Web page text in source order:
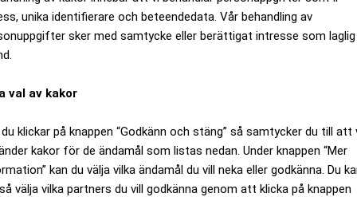
unika identifierare och beteendedata. Vår behandling av
sker med samtycke eller berättigat intresse som laglig
val av kakor
klickar på knappen “Godkänn och stäng” så samtycker du till att
kakor för de ändamål som listas nedan. Under knappen “Mer
kan du välja vilka ändamål du vill neka eller godkänna. Du
välja vilka partners du vill godkänna genom att klicka på knappen
gul skylt märkt ”Camera pass”.
uppmanades.
OF CONFIDENTIALITY for visitors entering the
kan komma att få icke offentliggjorda uppgifter om
den allra högsta sekretess”, uppmanas man fritt översatt.
förutsätts man gå med på att inte sprida eller utnyttja
enligt dokumentet förbehåller sig rätten att vidta
med på att all filmning och fotografering i Lamborghinis